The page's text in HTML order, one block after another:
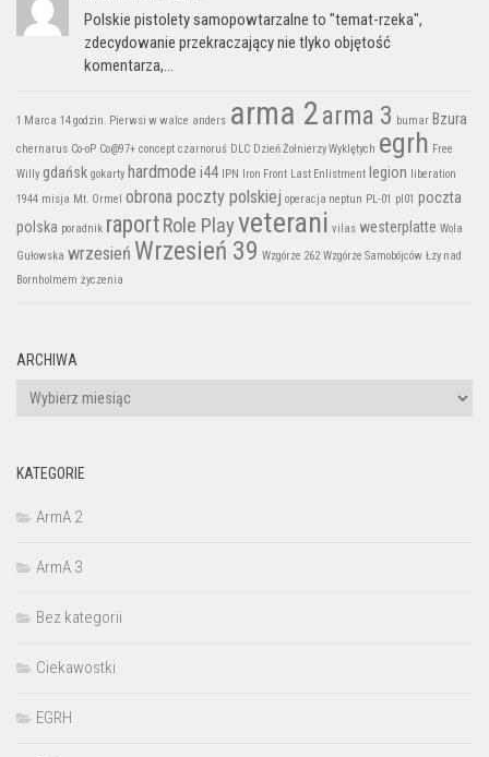
Polskie pistolety samopowtarzalne to "temat-rzeka",
zdecydowanie przekraczający nie tlyko objętość
komentarza,...
1 Marca 14 godzin. Pierwsi w walce anders arma 2arma 3 bumar Bzura
chernarus Co-oP Co@97+ concept czarnoruś DLC Dzień Żołnierzy Wyklętych egrh Free
Willy gdańsk gokarty hardmode i44 IPN Iron Front Last Enlistment legion
liberation
1944 misja Mt. Ormel obrona poczty polskiej operacja neptun PL-01 pl01 poczta
polska poradnik raportRole Playveterani vilas westerplatte Wola
Gułowska wrzesień Wrzesień 39 Wzgórze 262 Wzgórze Samobójców Łzy nad
Bornholmem życzenia
ARCHIWA
Archiwa
KATEGORIE
ArmA 2
ArmA 3
Bez kategorii
Ciekawostki
EGRH